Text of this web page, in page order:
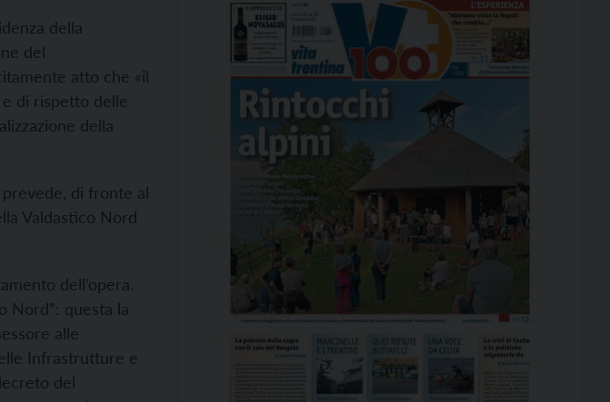
della
del
atto che «il
di rispetto delle
della
di fronte al
Valdastico Nord
dell’opera.
Nord”: questa la
alle
Infrastrutture e
del